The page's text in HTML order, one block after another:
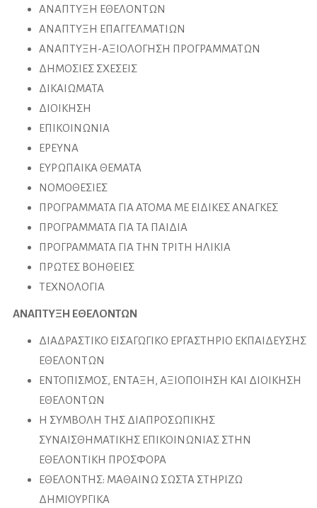
ΑΝΑΠΤΥΞΗ ΕΘΕΛΟΝΤΩΝ
ΑΝΑΠΤΥΞΗ ΕΠΑΓΓΕΛΜΑΤΙΩΝ
ΑΝΑΠΤΥΞΗ-ΑΞΙΟΛΟΓΗΣΗ ΠΡΟΓΡΑΜΜΑΤΩΝ
ΔΗΜΟΣΙΕΣ ΣΧΕΣΕΙΣ
ΔΙΚΑΙΩΜΑΤΑ
ΔΙΟΙΚΗΣΗ
ΕΠΙΚΟΙΝΩΝΙΑ
ΕΡΕΥΝΑ
ΕΥΡΩΠΑΙΚΑ ΘΕΜΑΤΑ
ΝΟΜΟΘΕΣΙΕΣ
ΠΡΟΓΡΑΜΜΑΤΑ ΓΙΑ ΑΤΟΜΑ ΜΕ ΕΙΔΙΚΕΣ ΑΝΑΓΚΕΣ
ΠΡΟΓΡΑΜΜΑΤΑ ΓΙΑ ΤΑ ΠΑΙΔΙΑ
ΠΡΟΓΡΑΜΜΑΤΑ ΓΙΑ ΤΗΝ ΤΡΙΤΗ ΗΛΙΚΙΑ
ΠΡΩΤΕΣ ΒΟΗΘΕΙΕΣ
ΤΕΧΝΟΛΟΓΙΑ
ΑΝΑΠΤΥΞΗ ΕΘΕΛΟΝΤΩΝ
ΔΙΑΔΡΑΣΤΙΚΟ ΕΙΣΑΓΩΓΙΚΟ ΕΡΓΑΣΤΗΡΙΟ ΕΚΠΑΙΔΕΥΣΗΣ
ΕΘΕΛΟΝΤΩΝ
ΕΝΤΟΠΙΣΜΟΣ, ΕΝΤΑΞΗ, ΑΞΙΟΠΟΙΗΣΗ ΚΑΙ ΔΙΟΙΚΗΣΗ
ΕΘΕΛΟΝΤΩΝ
Η ΣΥΜΒΟΛΗ ΤΗΣ ΔΙΑΠΡΟΣΩΠΙΚΗΣ
ΣΥΝΑΙΣΘΗΜΑΤΙΚΗΣ ΕΠΙΚΟΙΝΩΝΙΑΣ ΣΤΗΝ
ΕΘΕΛΟΝΤΙΚΗ ΠΡΟΣΦΟΡΑ
ΕΘΕΛΟΝΤΗΣ: ΜΑΘΑΙΝΩ ΣΩΣΤΑ ΣΤΗΡΙΖΩ
ΔΗΜΙΟΥΡΓΙΚΑ